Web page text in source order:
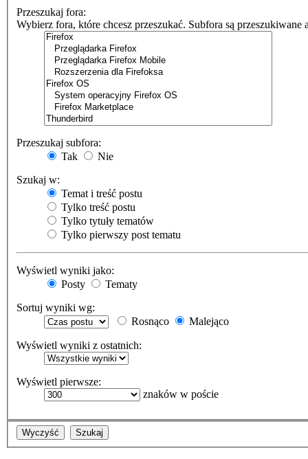
Przeszukaj fora:
Wybierz fora, które chcesz przeszukać. Subfora są
Przeszukaj subfora:
Tak
Nie
Szukaj w:
Temat i treść postu
Tylko treść postu
Tylko tytuły tematów
Tylko pierwszy post tematu
Wyświetl wyniki jako:
Posty
Tematy
Sortuj wyniki wg:
Rosnąco
Malejąco
Wyświetl wyniki z ostatnich:
Wyświetl pierwsze:
znaków w poście